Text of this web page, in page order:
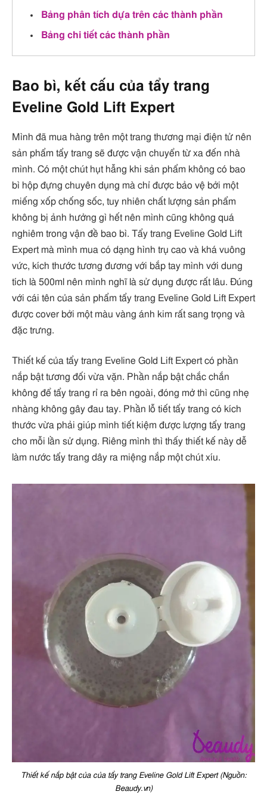
Bảng phân tích dựa trên các thành phần
Bảng chi tiết các thành phần
Bao bì, kết cấu của tẩy trang
Eveline Gold Lift Expert
Mình đã mua hàng trên một trang thương mại điện tử nên
sản phẩm tẩy trang sẽ được vận chuyển từ xa đến nhà
mình. Có một chút hụt hẫng khi sản phẩm không có bao
bì hộp đựng chuyên dụng mà chỉ được bảo vệ bởi một
miếng xốp chống sốc, tuy nhiên chất lượng sản phẩm
không bị ảnh hưởng gì hết nên mình cũng không quá
nghiêm trong vận đề bao bì. Tẩy trang Eveline Gold Lift
Expert mà mình mua có dạng hình trụ cao và khá vuông
vức, kích thước tương đương với bắp tay mình với dung
tích là 500ml nên mình nghĩ là sử dụng được rất lâu. Đúng
với cái tên của sản phẩm tẩy trang Eveline Gold Lift Expert
được cover bởi một màu vàng ánh kim rất sang trọng và
đặc trưng.
Thiết kế của tẩy trang Eveline Gold Lift Expert có phần
nắp bật tương đối vừa vặn. Phần nắp bật chắc chắn
không để tẩy trang rỉ ra bên ngoài, đóng mở thì cũng nhẹ
nhàng không gây đau tay. Phần lỗ tiết tẩy trang có kích
thước vừa phải giúp mình tiết kiệm được lượng tẩy trang
cho mỗi lần sử dụng. Riêng mình thì thấy thiết kế này dễ
làm nước tẩy trang dây ra miệng nắp một chút xíu.
Thiết kế nắp bật của của tẩy trang Eveline Gold Lift Expert (Nguồn:
Beaudy.vn)